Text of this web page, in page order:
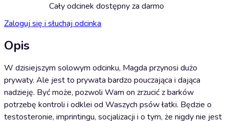
Cały odcinek dostępny za darmo
Zaloguj się i słuchaj odcinka
Opis
W dzisiejszym solowym odcinku, Magda przynosi dużo
prywaty. Ale jest to prywata bardzo pouczająca i dająca
nadzieję. Być może, pozwoli Wam on zrzucić z barków
potrzebę kontroli i odklei od Waszych psów łatki. Będzie o
testosteronie, imprintingu, socjalizacji i o tym, że nigdy nie jest